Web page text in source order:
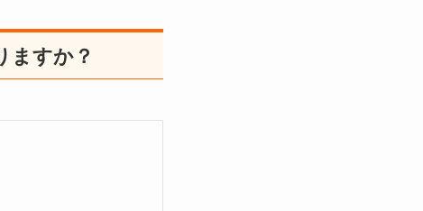
ますか？